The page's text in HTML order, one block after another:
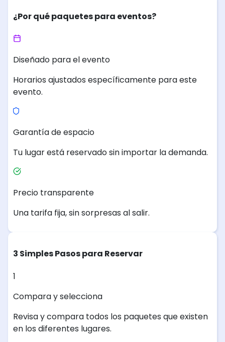
¿Por qué paquetes para eventos?
Diseñado para el evento
Horarios ajustados específicamente para este
evento.
Garantía de espacio
Tu lugar está reservado sin importar la demanda.
Precio transparente
Una tarifa fija, sin sorpresas al salir.
3 Simples Pasos para Reservar
1
Compara y selecciona
Revisa y compara todos los paquetes que existen
en los diferentes lugares.